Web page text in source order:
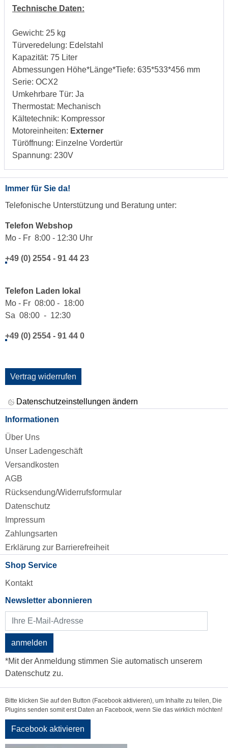
Technische Daten:
Gewicht: 25 kg
Türveredelung: Edelstahl
Kapazität: 75 Liter
Abmessungen Höhe*Länge*Tiefe: 635*533*456 mm
Serie: OCX2
Umkehrbare Tür: Ja
Thermostat: Mechanisch
Kältetechnik: Kompressor
Motoreinheiten: Externer
Türöffnung: Einzelne Vordertür
Spannung: 230V
Immer für Sie da!
Telefonische Unterstützung und Beratung unter:
Telefon Webshop
Mo - Fr 8:00 - 12:30 Uhr
+49 (0) 2554 - 91 44 23
Telefon Laden lokal
Mo - Fr 08:00 - 18:00
Sa 08:00 - 12:30
+49 (0) 2554 - 91 44 0
Vertrag widerrufen
Datenschutzeinstellungen ändern
Informationen
Über Uns
Unser Ladengeschäft
Versandkosten
AGB
Rücksendung/Widerrufsformular
Datenschutz
Impressum
Zahlungsarten
Erklärung zur Barrierefreiheit
Shop Service
Kontakt
Newsletter abonnieren
anmelden
*Mit der Anmeldung stimmen Sie automatisch unserem
Datenschutz zu.
Bitte klicken Sie auf den Button (Facebook aktivieren), um Inhalte zu teilen, Die
Plugins senden somit erst Daten an Facebook, wenn Sie das wirklich möchten!
Facebook aktivieren